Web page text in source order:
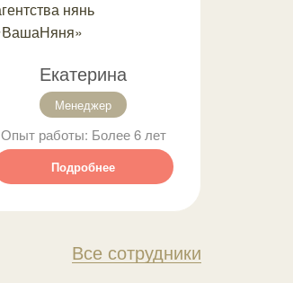
Екатерина
Менеджер
Опыт работы: Более 6 лет
Подробнее
Все сотрудники